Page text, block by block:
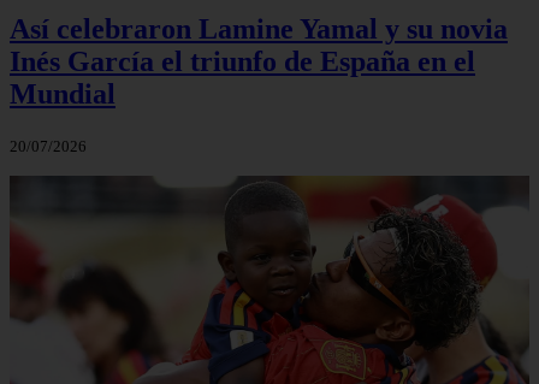
Así celebraron Lamine Yamal y su novia
Inés García el triunfo de España en el
Mundial
20/07/2026